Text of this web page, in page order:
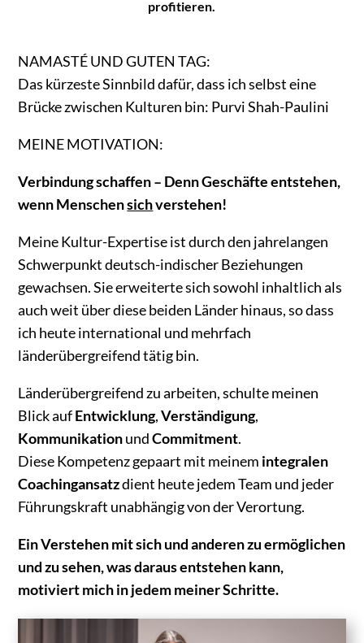
profitieren.
NAMASTÉ UND GUTEN TAG:
Das kürzeste Sinnbild dafür, dass ich selbst eine
Brücke zwischen Kulturen bin: Purvi Shah-Paulini
MEINE MOTIVATION:
Verbindung schaffen – Denn Geschäfte entstehen,
wenn Menschensichverstehen!
Meine Kultur-Expertise ist durch den jahrelangen
Schwerpunkt deutsch-indischer Beziehungen
gewachsen. Sie erweiterte sich sowohl inhaltlich als
auch weit über diese beiden Länder hinaus, so dass
ich heute international und mehrfach
länderübergreifend tätig bin.
Länderübergreifend zu arbeiten, schulte meinen
Blick aufEntwicklung,Verständigung,
KommunikationundCommitment.
Diese Kompetenz gepaart mit meinem integralen
Coachingansatzdient heute jedem Team und jeder
Führungskraft unabhängig von der Verortung.
Ein Verstehen mit sich und anderen zu ermöglichen
und zu sehen, was daraus entstehen kann,
motiviert mich in jedem meiner Schritte.